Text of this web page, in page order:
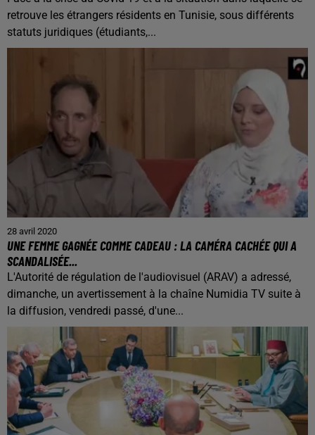
retrouve les étrangers résidents en Tunisie, sous différents
statuts juridiques (étudiants,...
28 avril 2020
UNE FEMME GAGNÉE COMME CADEAU : LA CAMÉRA CACHÉE QUI A
SCANDALISÉE...
L'Autorité de régulation de l'audiovisuel (ARAV) a adressé,
dimanche, un avertissement à la chaîne Numidia TV suite à
la diffusion, vendredi passé, d'une...